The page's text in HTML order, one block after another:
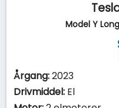
Model Y
Årgang:2023
Drivmiddel: El